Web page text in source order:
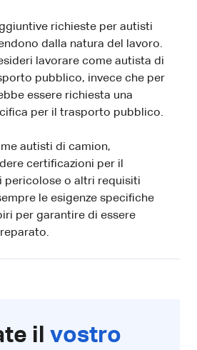
richieste per autisti
dalla natura del lavoro.
lavorare come autista di
pubblico, invece che per
essere richiesta una
per il trasporto pubblico.
autisti di camion,
certificazioni per il
pericolose o altri requisiti
le esigenze specifiche
per garantire di essere
il vostro